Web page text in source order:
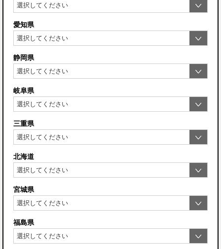
愛知県
静岡県
岐阜県
三重県
北海道
宮城県
福島県